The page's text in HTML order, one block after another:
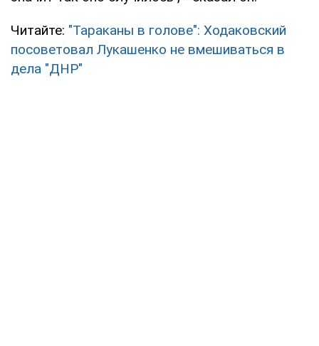
Читайте: "Тараканы в голове": Ходаковский
посоветовал Лукашенко не вмешиваться в
дела "ДНР"